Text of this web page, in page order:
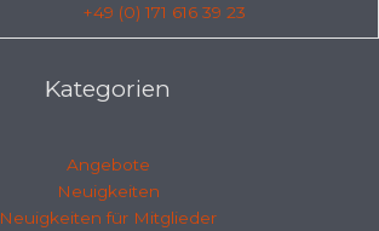
+49 (0) 171 616 39 23
Kategorien
Angebote
Neuigkeiten
Neuigkeiten für Mitglieder